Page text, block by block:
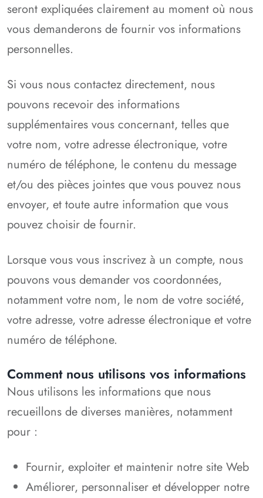
seront expliquées clairement au moment où nous
vous demanderons de fournir vos informations
personnelles.
Si vous nous contactez directement, nous
pouvons recevoir des informations
supplémentaires vous concernant, telles que
votre nom, votre adresse électronique, votre
numéro de téléphone, le contenu du message
et/ou des pièces jointes que vous pouvez nous
envoyer, et toute autre information que vous
pouvez choisir de fournir.
Lorsque vous vous inscrivez à un compte, nous
pouvons vous demander vos coordonnées,
notamment votre nom, le nom de votre société,
votre adresse, votre adresse électronique et votre
numéro de téléphone.
Comment nous utilisons vos informations
Nous utilisons les informations que nous
recueillons de diverses manières, notamment
pour :
Fournir, exploiter et maintenir notre site Web
Améliorer, personnaliser et développer notre